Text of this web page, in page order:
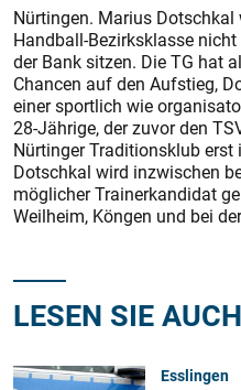
Nürtingen. Marius
Handball-Bezirksklasse
der Bank sitzen. Die TG hat
Chancen auf den Aufstieg,
einer sportlich wie
28-Jährige, der zuvor den
Nürtinger Traditionsklub
Dotschkal wird inzwischen
möglicher Trainerkandidat
Weilheim, Köngen und bei
LESEN SIE AUCH
Esslingen